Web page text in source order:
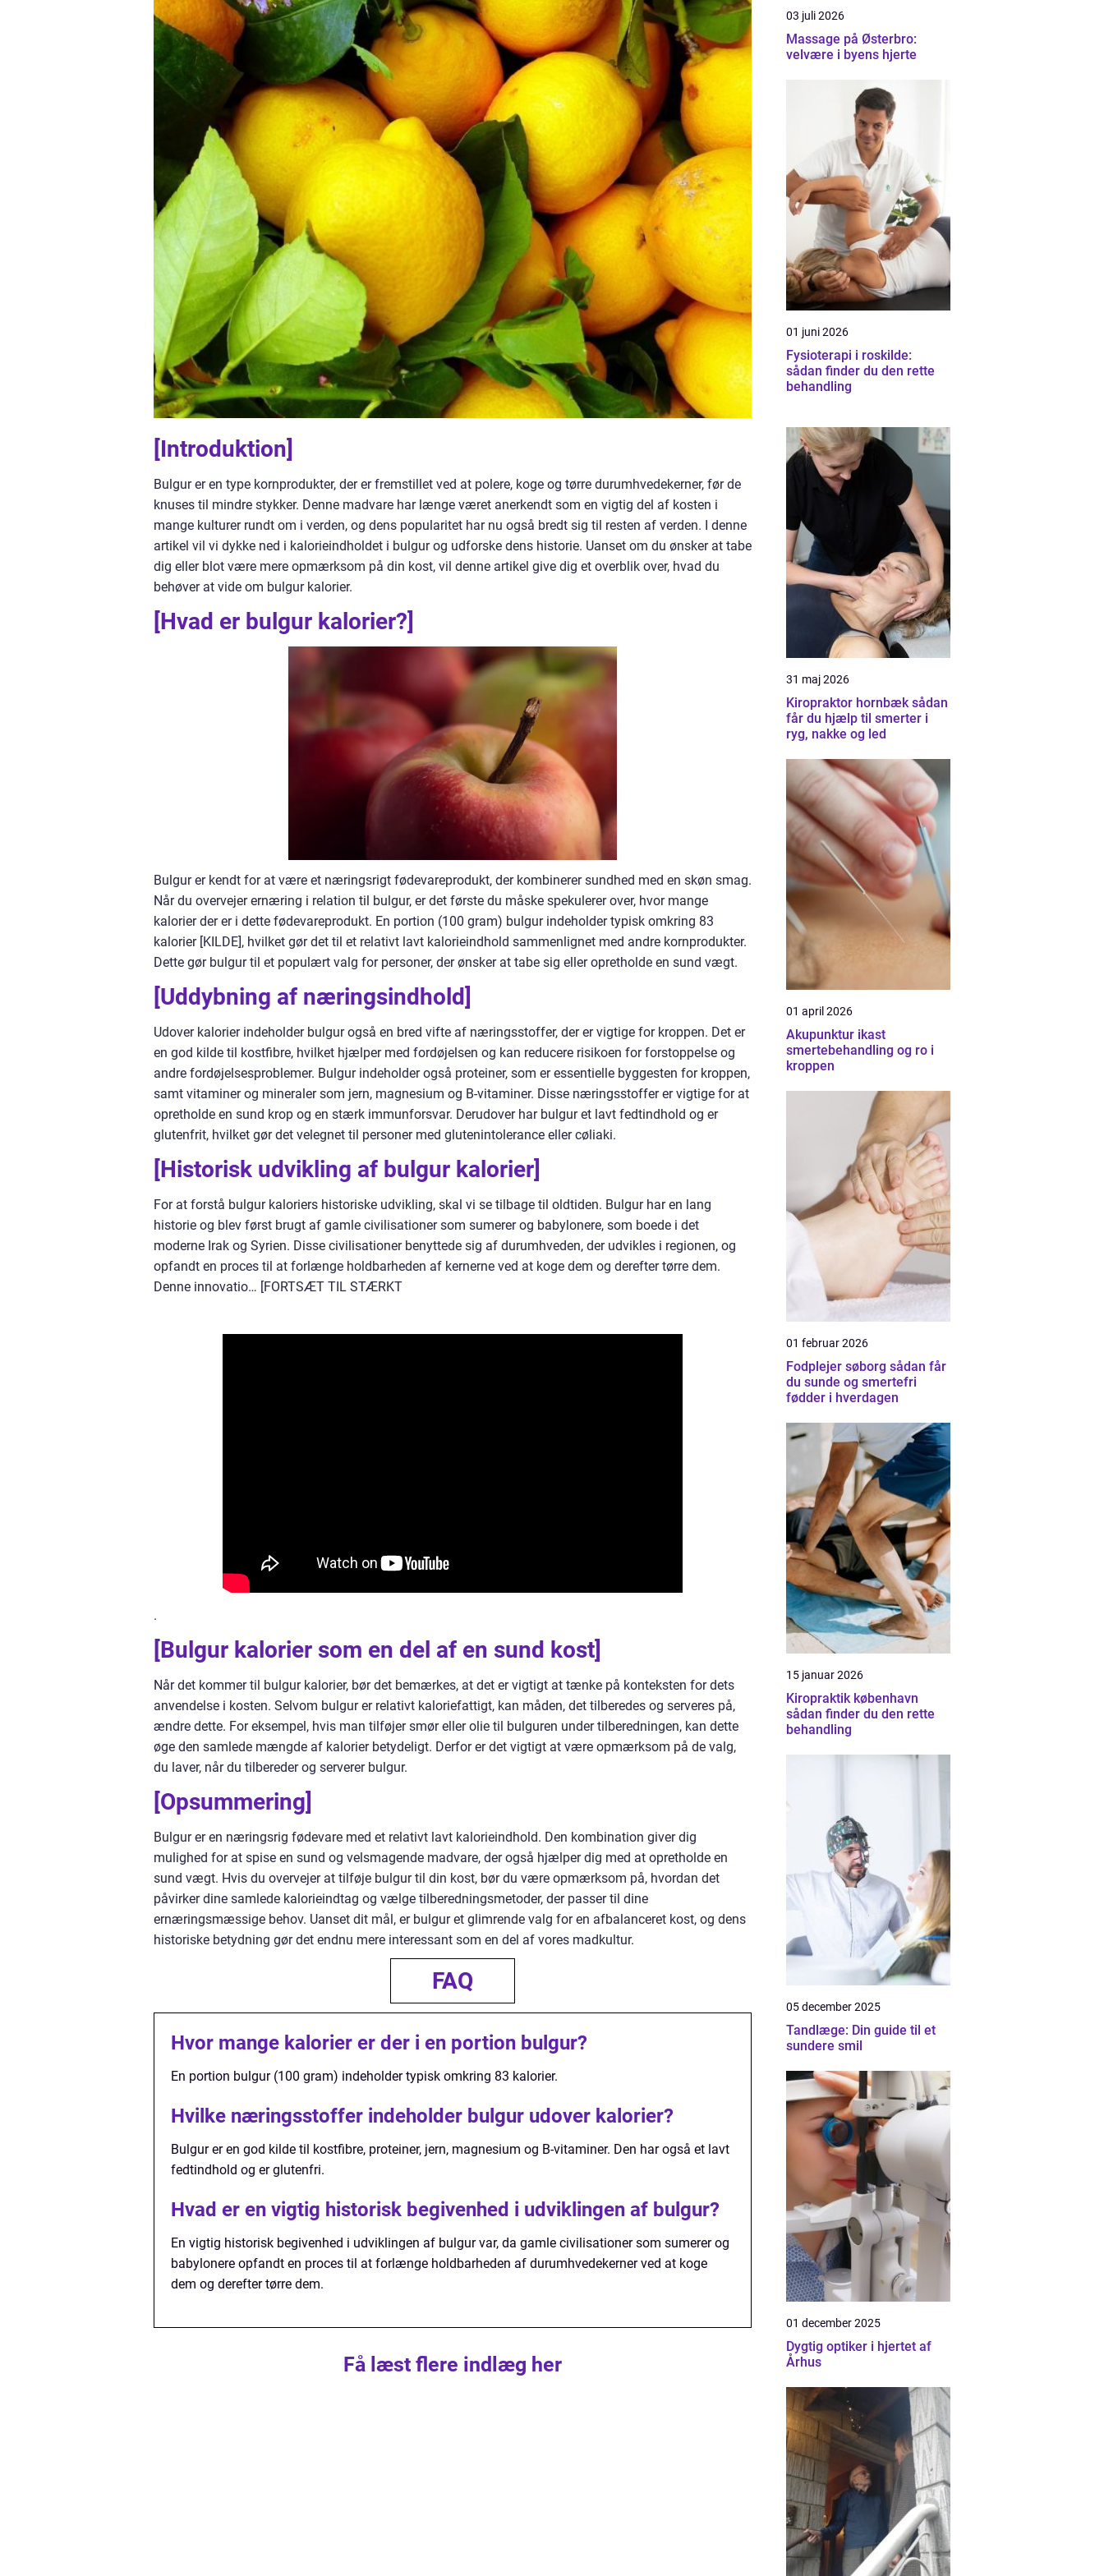
[Introduktion]
Bulgur er en type kornprodukter, der er fremstillet ved at polere, koge og tørre durumhvedekerner, før de
knuses til mindre stykker. Denne madvare har længe været anerkendt som en vigtig del af kosten i
mange kulturer rundt om i verden, og dens popularitet har nu også bredt sig til resten af verden. I denne
artikel vil vi dykke ned i kalorieindholdet i bulgur og udforske dens historie. Uanset om du ønsker at tabe
dig eller blot være mere opmærksom på din kost, vil denne artikel give dig et overblik over, hvad du
behøver at vide om bulgur kalorier.
[Hvad er bulgur kalorier?]
Bulgur er kendt for at være et næringsrigt fødevareprodukt, der kombinerer sundhed med en skøn smag.
Når du overvejer ernæring i relation til bulgur, er det første du måske spekulerer over, hvor mange
kalorier der er i dette fødevareprodukt. En portion (100 gram) bulgur indeholder typisk omkring 83
kalorier [KILDE], hvilket gør det til et relativt lavt kalorieindhold sammenlignet med andre kornprodukter.
Dette gør bulgur til et populært valg for personer, der ønsker at tabe sig eller opretholde en sund vægt.
[Uddybning af næringsindhold]
Udover kalorier indeholder bulgur også en bred vifte af næringsstoffer, der er vigtige for kroppen. Det er
en god kilde til kostfibre, hvilket hjælper med fordøjelsen og kan reducere risikoen for forstoppelse og
andre fordøjelsesproblemer. Bulgur indeholder også proteiner, som er essentielle byggesten for kroppen,
samt vitaminer og mineraler som jern, magnesium og B-vitaminer. Disse næringsstoffer er vigtige for at
opretholde en sund krop og en stærk immunforsvar. Derudover har bulgur et lavt fedtindhold og er
glutenfrit, hvilket gør det velegnet til personer med glutenintolerance eller cøliaki.
[Historisk udvikling af bulgur kalorier]
For at forstå bulgur kaloriers historiske udvikling, skal vi se tilbage til oldtiden. Bulgur har en lang
historie og blev først brugt af gamle civilisationer som sumerer og babylonere, som boede i det
moderne Irak og Syrien. Disse civilisationer benyttede sig af durumhveden, der udvikles i regionen, og
opfandt en proces til at forlænge holdbarheden af kernerne ved at koge dem og derefter tørre dem.
Denne innovatio… [FORTSÆT TIL STÆRKT
.
[Bulgur kalorier som en del af en sund kost]
Når det kommer til bulgur kalorier, bør det bemærkes, at det er vigtigt at tænke på konteksten for dets
anvendelse i kosten. Selvom bulgur er relativt kaloriefattigt, kan måden, det tilberedes og serveres på,
ændre dette. For eksempel, hvis man tilføjer smør eller olie til bulguren under tilberedningen, kan dette
øge den samlede mængde af kalorier betydeligt. Derfor er det vigtigt at være opmærksom på de valg,
du laver, når du tilbereder og serverer bulgur.
[Opsummering]
Bulgur er en næringsrig fødevare med et relativt lavt kalorieindhold. Den kombination giver dig
mulighed for at spise en sund og velsmagende madvare, der også hjælper dig med at opretholde en
sund vægt. Hvis du overvejer at tilføje bulgur til din kost, bør du være opmærksom på, hvordan det
påvirker dine samlede kalorieindtag og vælge tilberedningsmetoder, der passer til dine
ernæringsmæssige behov. Uanset dit mål, er bulgur et glimrende valg for en afbalanceret kost, og dens
historiske betydning gør det endnu mere interessant som en del af vores madkultur.
FAQ
Hvor mange kalorier er der i en portion bulgur?
En portion bulgur (100 gram) indeholder typisk omkring 83 kalorier.
Hvilke næringsstoffer indeholder bulgur udover kalorier?
Bulgur er en god kilde til kostfibre, proteiner, jern, magnesium og B-vitaminer. Den har også et lavt
fedtindhold og er glutenfri.
Hvad er en vigtig historisk begivenhed i udviklingen af bulgur?
En vigtig historisk begivenhed i udviklingen af bulgur var, da gamle civilisationer som sumerer og
babylonere opfandt en proces til at forlænge holdbarheden af durumhvedekerner ved at koge
dem og derefter tørre dem.
Få læst flere indlæg her
03 juli 2026
Massage på Østerbro:
velvære i byens hjerte
01 juni 2026
Fysioterapi i roskilde:
sådan finder du den rette
behandling
31 maj 2026
Kiropraktor hornbæk sådan
får du hjælp til smerter i
ryg, nakke og led
01 april 2026
Akupunktur ikast
smertebehandling og ro i
kroppen
01 februar 2026
Fodplejer søborg sådan får
du sunde og smertefri
fødder i hverdagen
15 januar 2026
Kiropraktik københavn
sådan finder du den rette
behandling
05 december 2025
Tandlæge: Din guide til et
sundere smil
01 december 2025
Dygtig optiker i hjertet af
Århus